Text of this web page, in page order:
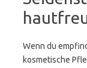
Wenn du
kosmetische